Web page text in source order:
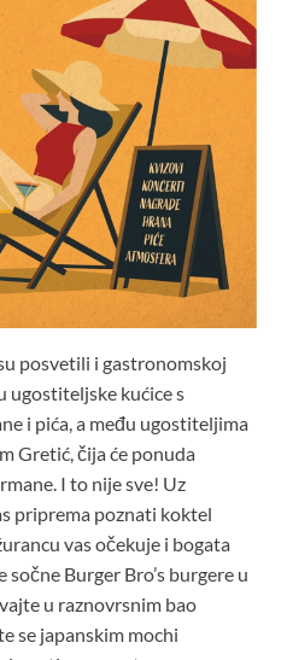
posvetili i gastronomskoj
ugostiteljske kućice s
i pića, a među ugostiteljima
Gretić, čija će ponuda
I to nije sve! Uz
priprema poznati koktel
vas očekuje i bogata
Burger Bro’s burgere u
u raznovrsnim bao
se japanskim mochi